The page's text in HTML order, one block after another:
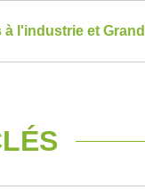
l'industrie et